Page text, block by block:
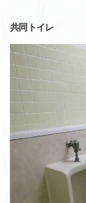
共同トイレ